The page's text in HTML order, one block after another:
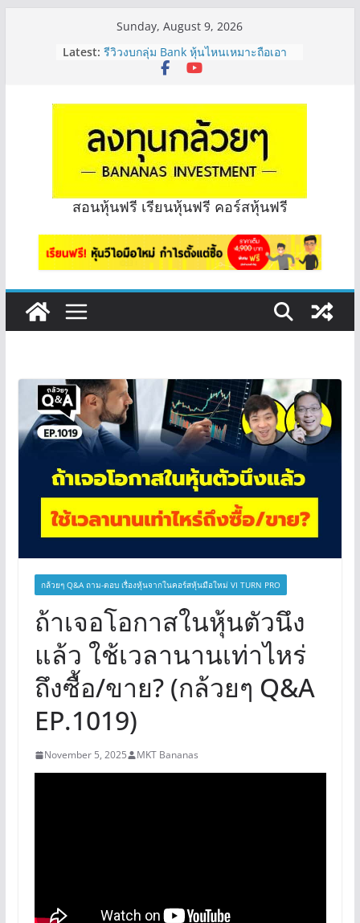
Sunday, August 9, 2026
Latest: รีวิวงบกลุ่ม Bank หุ้นไหนเหมาะถือเอา
“ปันผล” | EP.175
ครับ? | Q&A กล้วยๆ EP.1167
Hot Topic! อัปเดทงบ สื่อสาร, ค้าปลีก
ตัวไหนเหมาะถือเอาปันผล? | Hot Topic
EP.41
หุ้นซอสภูเขาทอง Sauce เหมาะถือเป็น
หุ้นปันผลไหม? | Q&A กล้วยๆ EP.1166
OSP vs CBG vs ICHI ควร DCA ตัวไหน
ดี? | Q&A กล้วยๆ EP.1165
สอนหุ้นฟรี เรียนหุ้นฟรี คอร์สหุ้นฟรี
กล้วยๆ Q&A ถาม-ตอบ เรื่องหุ้นจากในคอร์สหุ้นมือใหม่ VI TURN PRO
ถ้าเจอโอกาสในหุ้นตัวนึง
แล้ว ใช้เวลานานเท่าไหร่
ถึงซื้อ/ขาย? (กล้วยๆ Q&A
EP.1019)
November 5, 2025 MKT Bananas